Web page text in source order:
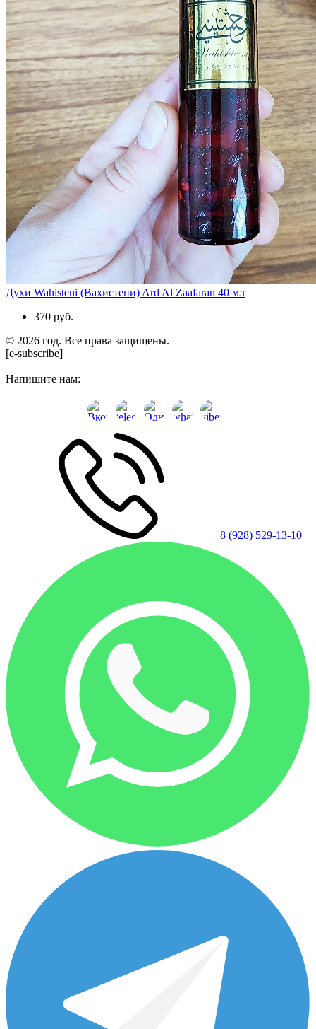
Духи Wahisteni (Вахистени) Ard Al Zaafaran 40 мл
370 руб.
© 2026 год. Все права защищены.
[e-subscribe]
Напишите нам:
8 (928) 529-13-10